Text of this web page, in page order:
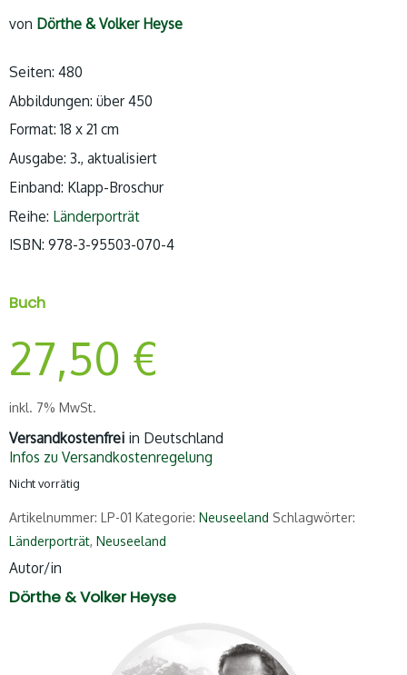
von Dörthe & Volker Heyse
Seiten: 480
Abbildungen: über 450
Format: 18 x 21 cm
Ausgabe: 3., aktualisiert
Einband: Klapp-Broschur
Reihe: Länderporträt
ISBN: 978-3-95503-070-4
Buch
27,50 €
inkl. 7% MwSt.
Versandkostenfrei in Deutschland
Infos zu Versandkostenregelung
Nicht vorrätig
Artikelnummer: LP-01 Kategorie: Neuseeland Schlagwörter:
Länderporträt, Neuseeland
Autor/in
Dörthe & Volker Heyse